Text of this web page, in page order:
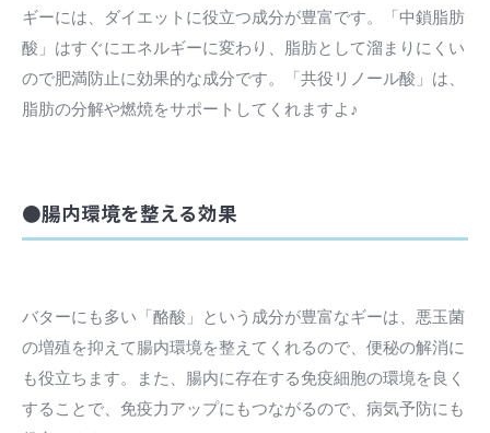
ギーには、ダイエットに役立つ成分が豊富です。「中鎖脂肪
酸」はすぐにエネルギーに変わり、脂肪として溜まりにくい
ので肥満防止に効果的な成分です。「共役リノール酸」は、
脂肪の分解や燃焼をサポートしてくれますよ♪
●腸内環境を整える効果
バターにも多い「酪酸」という成分が豊富なギーは、悪玉菌
の増殖を抑えて腸内環境を整えてくれるので、便秘の解消に
も役立ちます。また、腸内に存在する免疫細胞の環境を良く
することで、免疫力アップにもつながるので、病気予防にも